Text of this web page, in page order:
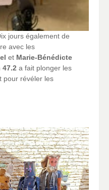
jours également de
avec les
et Marie-Bénédicte
47.2 a fait plonger les
pour révéler les